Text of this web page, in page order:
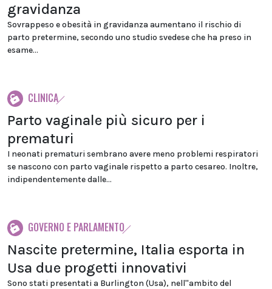
gravidanza
Sovrappeso e obesità in gravidanza aumentano il rischio di
parto pretermine, secondo uno studio svedese che ha preso in
esame...
CLINICA
Parto vaginale più sicuro per i
prematuri
I neonati prematuri sembrano avere meno problemi respiratori
se nascono con parto vaginale rispetto a parto cesareo. Inoltre,
indipendentemente dalle...
GOVERNO E PARLAMENTO
Nascite pretermine, Italia esporta in
Usa due progetti innovativi
Sono stati presentati a Burlington (Usa), nell''ambito del